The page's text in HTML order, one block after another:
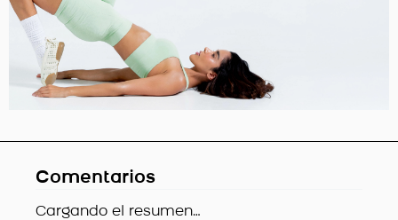
Comentarios
Cargando el resumen…